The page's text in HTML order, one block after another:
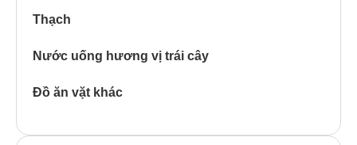
Thạch
Nước uống hương vị trái cây
Đồ ăn vặt khác